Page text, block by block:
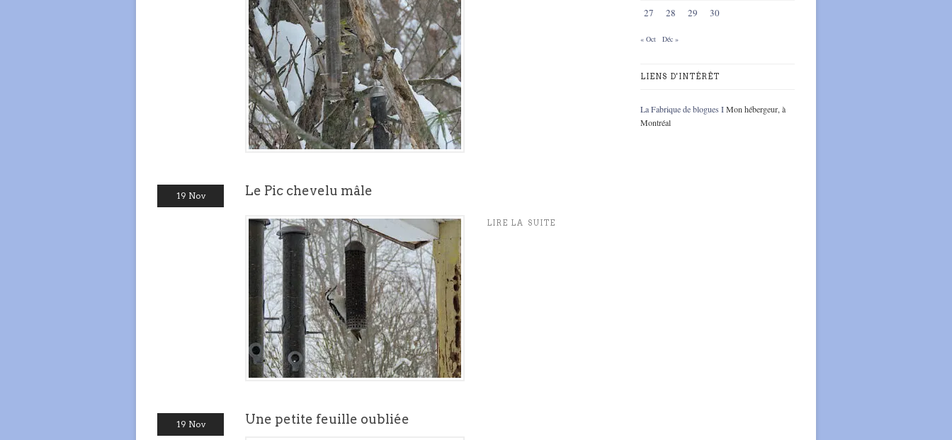
19 Nov Le Pic chevelu mâle
LIRE LA SUITE
19 Nov Une petite feuille oubliée
27
28 29 30
« Oct Déc »
LIENS D'INTÉRÊT
La Fabrique de blogues IMon hébergeur, à
Montréal